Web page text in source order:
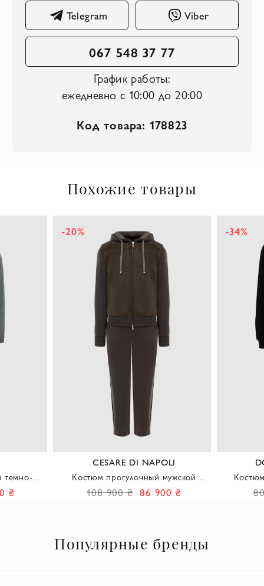
Telegram Viber
067 548 37 77
График работы:
ежедневно с 10:00 до 20:00
Код товара: 178823
Похожие товары
темно-
₴
CESARE DI NAPOLI
Костюм прогулочный мужской
зеленый
-20%
108 900 ₴ 86 900 ₴
-34%
Популярные бренды